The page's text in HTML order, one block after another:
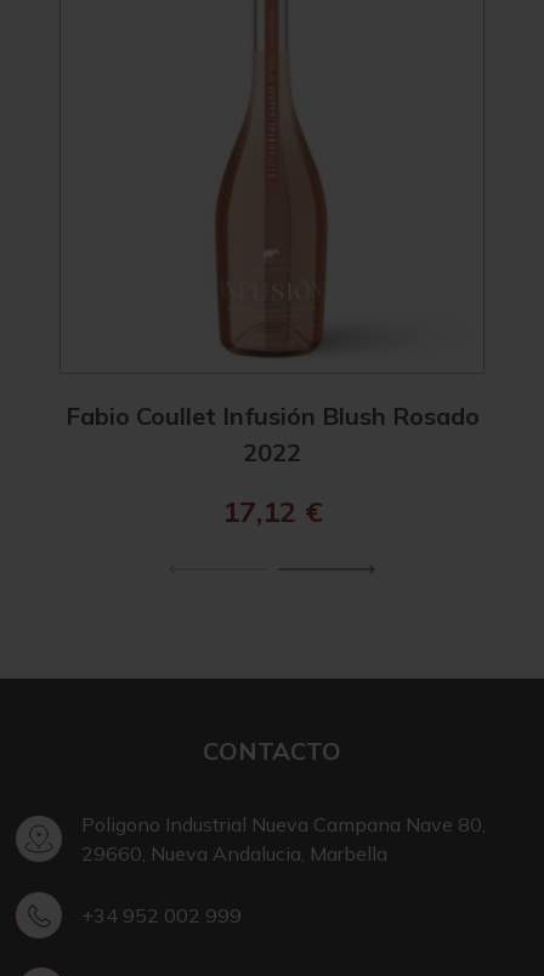
Fabio Coullet Infusión Blush Rosado
2022
17,12 €
CONTACTO
Poligono Industrial Nueva Campana Nave 80,
29660, Nueva Andalucia, Marbella
+34 952 002 999